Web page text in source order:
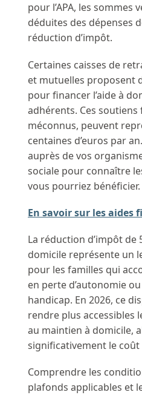
pour l’APA, les sommes
déduites des dépenses
réduction d’impôt.
Certaines caisses de
et mutuelles proposent
pour financer l’aide à
adhérents. Ces
méconnus, peuvent
centaines d’euros par
auprès de vos
sociale pour connaître
vous pourriez bénéficier.
En savoir sur les aides
La réduction d’impôt de
domicile représente un
pour les familles qui
en perte d’autonomie
handicap. En 2026, ce
rendre plus accessibles
au maintien à domicile,
significativement le
Comprendre les
plafonds applicables et